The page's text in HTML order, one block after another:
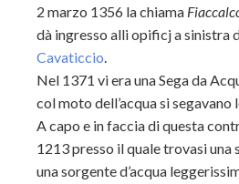
2 marzo 1356 la chiama
dà ingresso alli opificj a sinistra
Cavaticcio.
Nel 1371 vi era una Sega da
col moto dell’acqua si segavano
A capo e in faccia di questa
1213 presso il quale trovasi una
una sorgente d’acqua